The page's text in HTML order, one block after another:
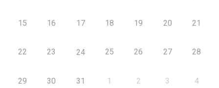
15 16 17 18 19 20 21
22 23 24 25 26 27 28
29 30 31 1 2 3 4